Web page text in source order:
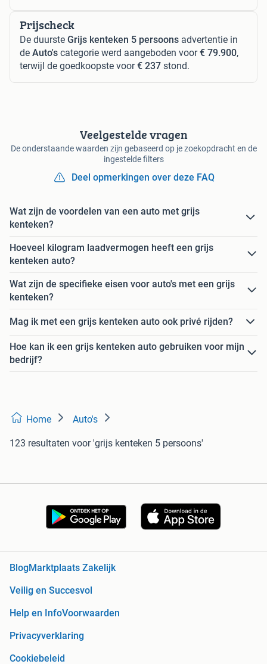
Prijscheck
De duurste Grijs kenteken 5 persoons advertentie in
de Auto's categorie werd aangeboden voor€ 79.900,
terwijl de goedkoopste voor€ 237 stond.
Veelgestelde vragen
De onderstaande waarden zijn gebaseerd op je zoekopdracht en de
ingestelde filters
Deel opmerkingen over deze FAQ
Wat zijn de voordelen van een auto met grijs
kenteken?
Hoeveel kilogram laadvermogen heeft een grijs
kenteken auto?
Wat zijn de specifieke eisen voor auto's met een grijs
kenteken?
Mag ik met een grijs kenteken auto ook privé rijden?
Hoe kan ik een grijs kenteken auto gebruiken voor mijn
bedrijf?
Home Auto's
123 resultaten voor 'grijs kenteken 5 persoons'
BlogMarktplaats Zakelijk
Veilig en Succesvol
Help en InfoVoorwaarden
Privacyverklaring
Cookiebeleid